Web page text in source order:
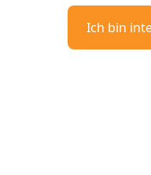
Ich bin